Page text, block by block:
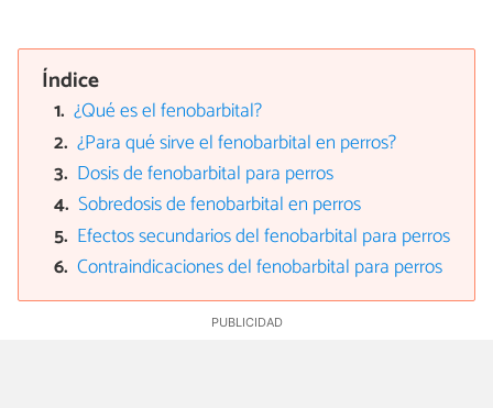
Índice
¿Qué es el fenobarbital?
¿Para qué sirve el fenobarbital en perros?
Dosis de fenobarbital para perros
Sobredosis de fenobarbital en perros
Efectos secundarios del fenobarbital para perros
Contraindicaciones del fenobarbital para perros